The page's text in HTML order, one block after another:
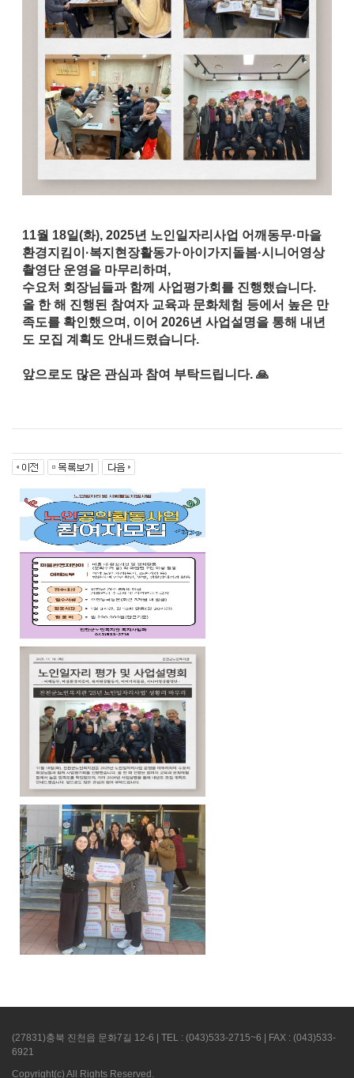
11월 18일(화), 2025년 노인일자리사업 어깨동무·마을
환경지킴이·복지현장활동가·아이가지돌봄·시니어영상
촬영단 운영을 마무리하며,
수요처 회장님들과 함께 사업평가회 를 진행했습니다.
올 한 해 진행된 참여자 교육과 문화체험 등에서 높은 만
족도를 확인했으며, 이어 2026년 사업설명을 통해 내년
도 모집 계획 도 안내드렸습니다.
앞으로도 많은 관심과 참여 부탁드립니다. 🙏
(27831)충북 진천읍 문화7길 12-6 | TEL : (043)533-2715~6 | FAX : (043)533-
6921
Copyright(c) All Rights Reserved.